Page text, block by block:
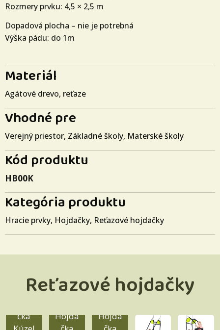
Rozmery prvku: 4,5 × 2,5 m
Dopadová plocha – nie je potrebná
Výška pádu: do 1m
Materiál
Agátové drevo, reťaze
Vhodné pre
Verejný priestor, Základné školy, Materské školy
Kód produktu
HB00K
Kategória produktu
Hracie prvky, Hojdačky, Reťazové hojdačky
Reťazové hojdačky
Reťazo
vá
čka
Hojda
Hojda